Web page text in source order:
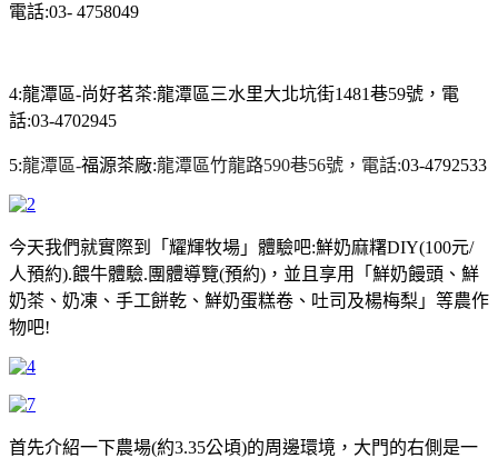
電話:03- 4758049
4:龍潭區-尚好茗茶:龍潭區三水里大北坑街1481巷59號，電
話:03-4702945
5:龍潭區-福源茶廠:龍潭區竹龍路590巷56號，電話:03-4792533
今天我們就實際到「耀輝牧場」體驗吧:鮮奶麻糬DIY(100元/
人預約).餵牛體驗. 團體導覽(預約)， 並且享用「鮮奶饅頭、鮮
奶茶、奶凍、手工餅乾、 鮮奶蛋糕卷、吐司及楊梅梨」等農作
物吧!
首先介紹一下農場(約3.35公頃)的周邊環境，大門的右側是一